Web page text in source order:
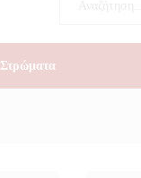
Στρώματα